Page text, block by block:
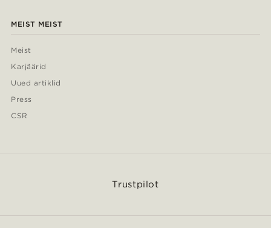
MEIST MEIST
Meist
Karjäärid
Uued artiklid
Press
CSR
Trustpilot